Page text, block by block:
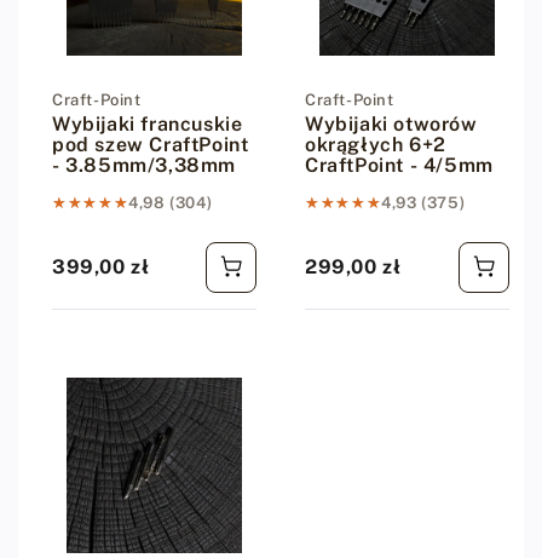
Dostawca:
Craft-Point
Wybijaki francuskie
pod szew CraftPoint
- 3.85mm/3,38mm
★★★★★
★★★★★4,98 (304)
Cena regularna
399,00 zł
Dostawca:
Craft-Point
Wybijaki otworów
okrągłych 6+2
CraftPoint - 4/5mm
★★★★★
★★★★★4,93 (375)
Cena regularna
299,00 zł